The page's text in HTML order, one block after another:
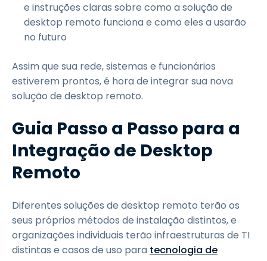
e instruções claras sobre como a solução de
desktop remoto funciona e como eles a usarão
no futuro
Assim que sua rede, sistemas e funcionários
estiverem prontos, é hora de integrar sua nova
solução de desktop remoto.
Guia Passo a Passo para a
Integração de Desktop
Remoto
Diferentes soluções de desktop remoto terão os
seus próprios métodos de instalação distintos, e
organizações individuais terão infraestruturas de TI
distintas e casos de uso para tecnologia de